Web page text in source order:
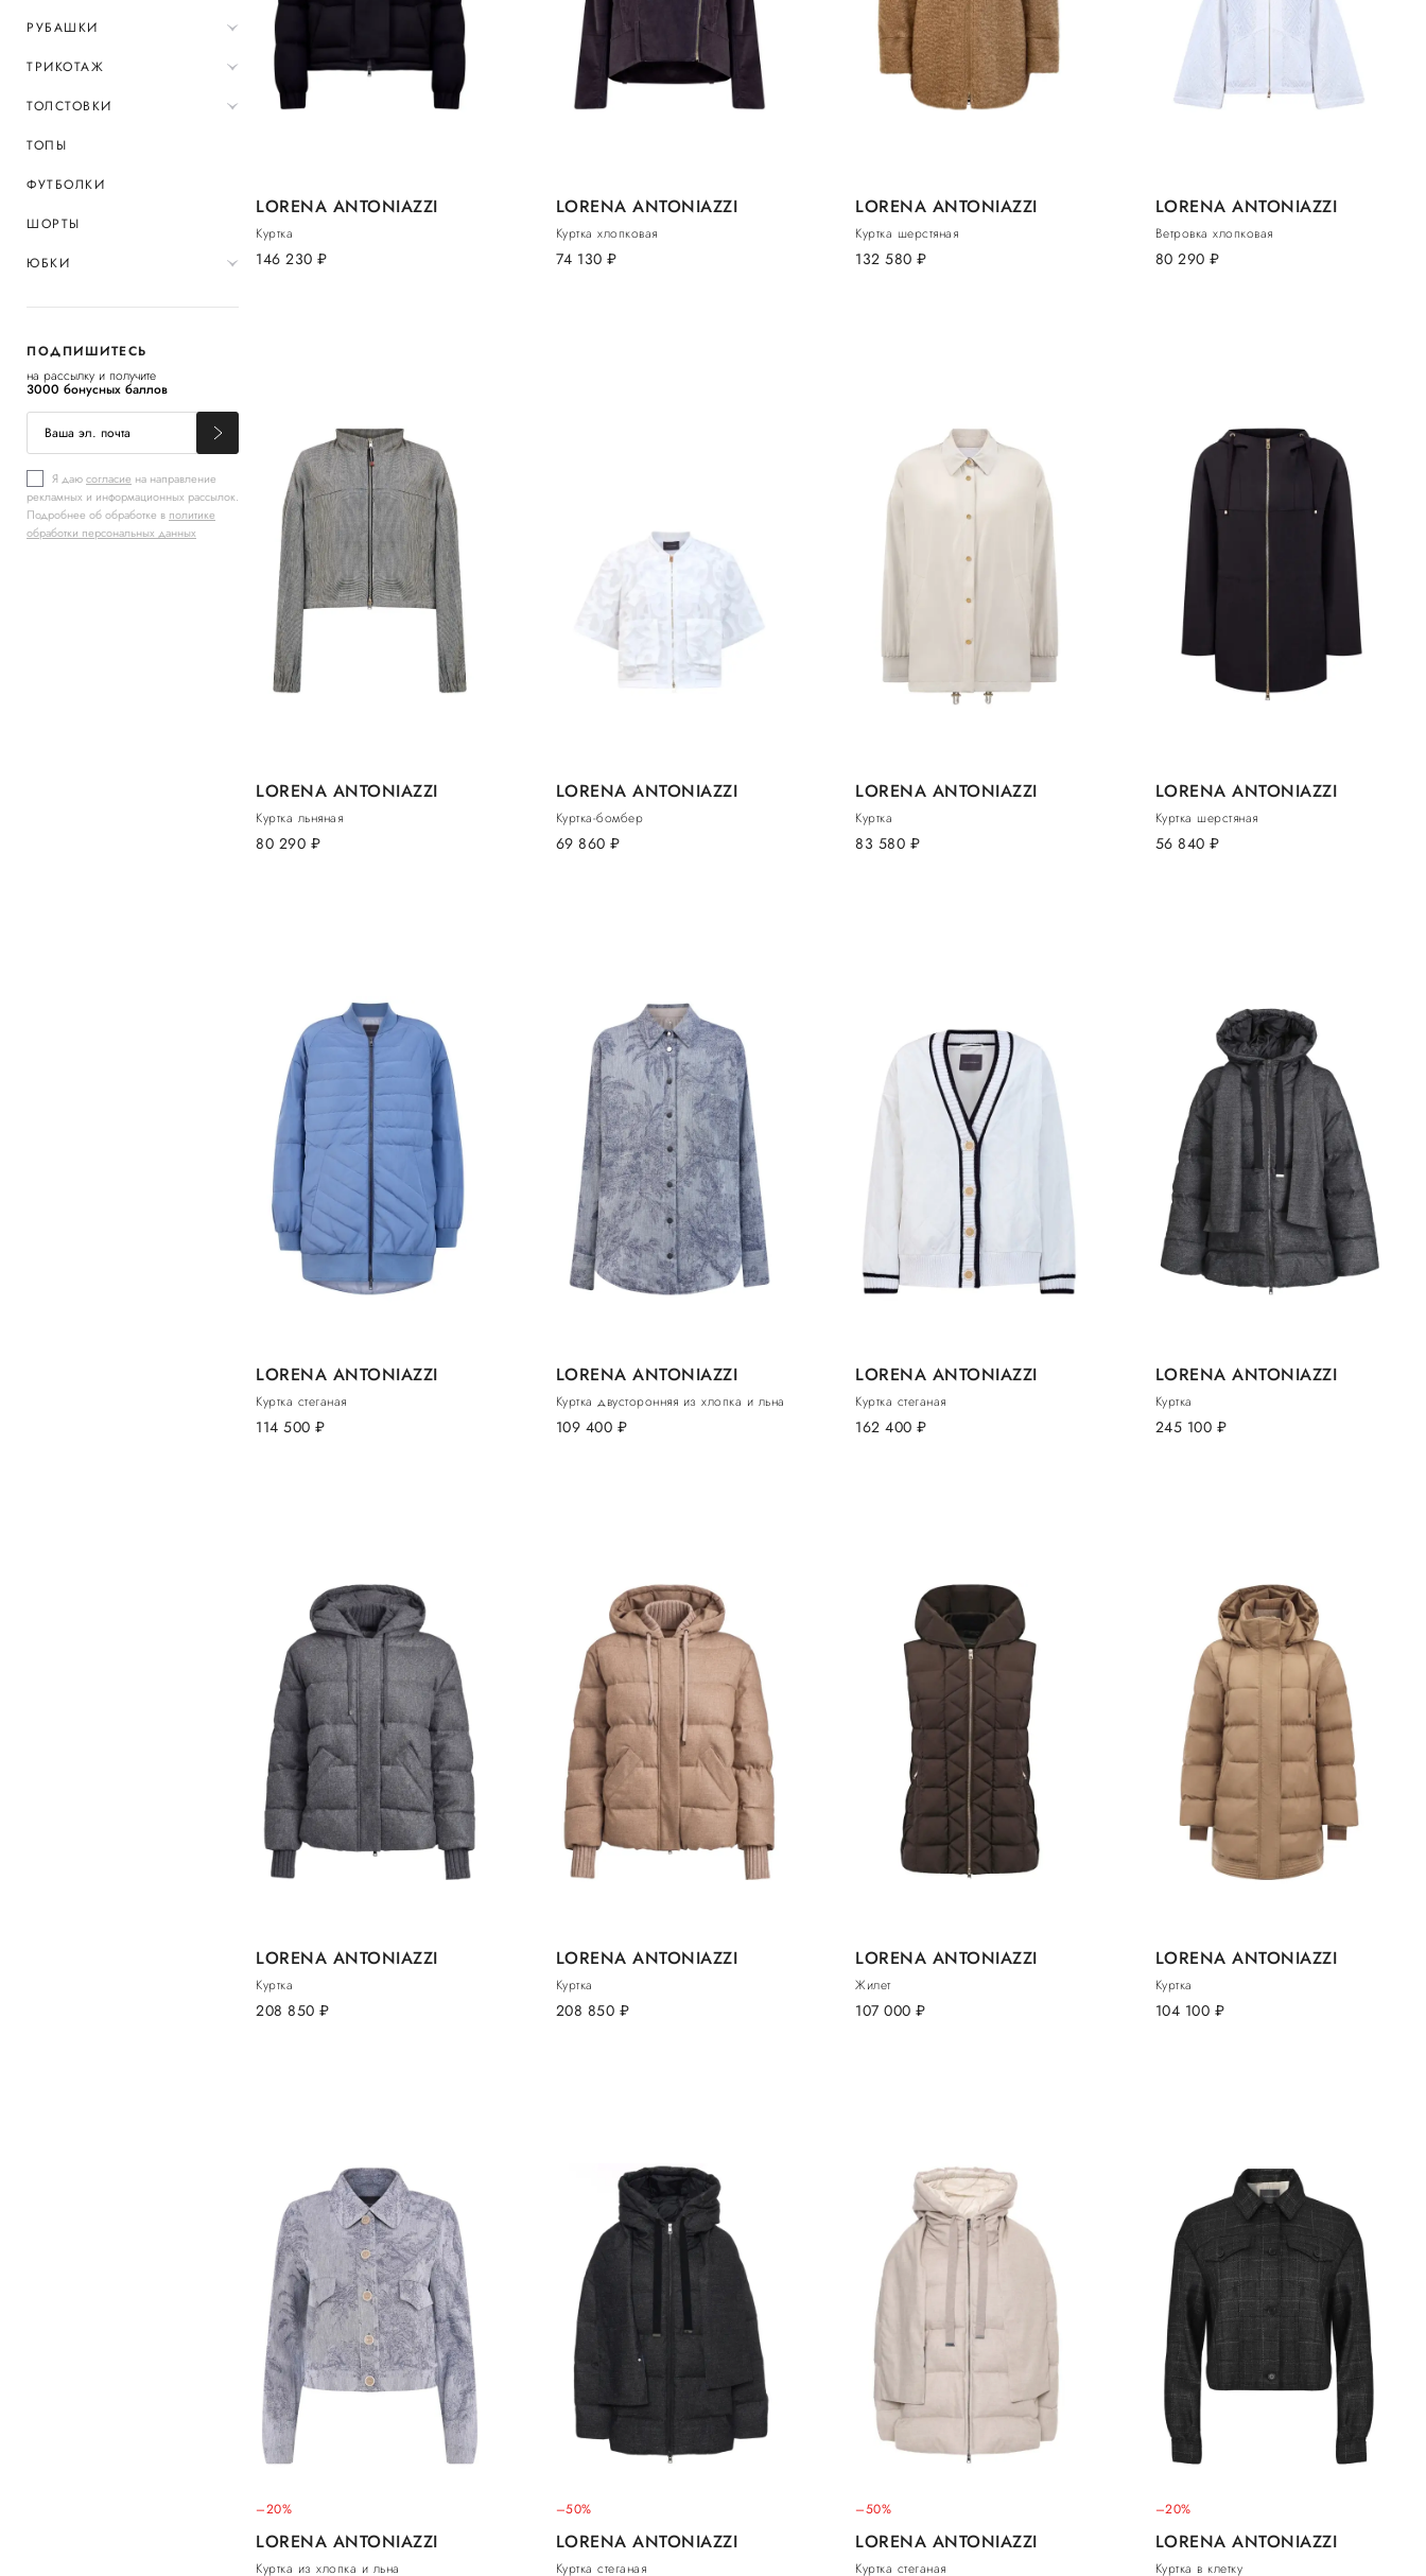
РУБАШКИ
ТРИКОТАЖ
ТОЛСТОВКИ
ТОПЫ
ФУТБОЛКИ
ШОРТЫ
ЮБКИ
ПОДПИШИТЕСЬ
на рассылку и получите
3000 бонусных баллов
Я даюсогласие на направление
рекламных и информационных рассылок.
Подробнее об обработке в политике
обработки персональных данных
LORENA ANTONIAZZI
Куртка
146 230 руб.
LORENA ANTONIAZZI
Куртка хлопковая
74 130 руб.
LORENA ANTONIAZZI
Куртка шерстяная
132 580 руб.
LORENA ANTONIAZZI
Ветровка хлопковая
80 290 руб.
LORENA ANTONIAZZI
Куртка льняная
80 290 руб.
LORENA ANTONIAZZI
Куртка-бомбер
69 860 руб.
LORENA ANTONIAZZI
Куртка
83 580 руб.
LORENA ANTONIAZZI
Куртка шерстяная
56 840 руб.
LORENA ANTONIAZZI
Куртка стеганая
114 500 руб.
LORENA ANTONIAZZI
Куртка двусторонняя из хлопка и льна
109 400 руб.
LORENA ANTONIAZZI
Куртка стеганая
162 400 руб.
LORENA ANTONIAZZI
Куртка
245 100 руб.
LORENA ANTONIAZZI
Куртка
208 850 руб.
LORENA ANTONIAZZI
Куртка
208 850 руб.
LORENA ANTONIAZZI
Жилет
107 000 руб.
LORENA ANTONIAZZI
Куртка
104 100 руб.
–20%
LORENA ANTONIAZZI
Куртка из хлопка и льна
–50%
LORENA ANTONIAZZI
Куртка стеганая
–50%
LORENA ANTONIAZZI
Куртка стеганая
–20%
LORENA ANTONIAZZI
Куртка в клетку